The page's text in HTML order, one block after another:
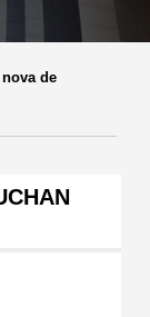
de